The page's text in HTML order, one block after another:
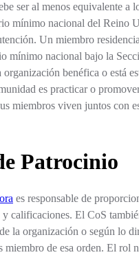
ser al menos equivalente a
mínimo nacional del Reino
Un miembro
mínimo nacional bajo la
benéfica o está
es practicar o
miembros viven juntos con
Patrocinio
es responsable de
calificaciones. El CoS
la organización o según lo
miembro de esa orden. El